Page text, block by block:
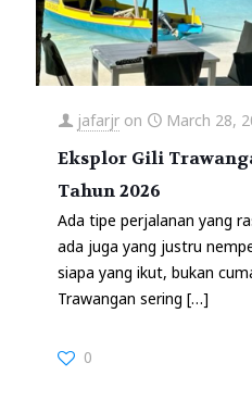
jafarjr on March 28,
Eksplor Gili
Tahun 2026
Ada tipe perjalanan yang
ada juga yang justru
siapa yang ikut, bukan
Trawangan sering […]
0